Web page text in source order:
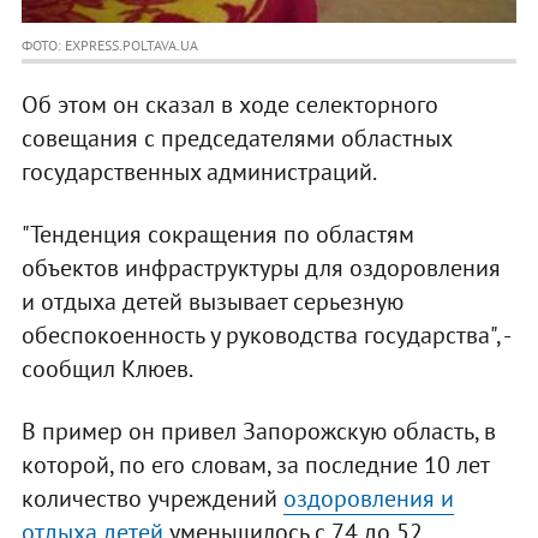
ФОТО: EXPRESS.POLTAVA.UA
Об этом он сказал в ходе селекторного
совещания с председателями областных
государственных администраций.
"Тенденция сокращения по областям
объектов инфраструктуры для оздоровления
и отдыха детей вызывает серьезную
обеспокоенность у руководства государства", -
сообщил Клюев.
В пример он привел Запорожскую область, в
которой, по его словам, за последние 10 лет
количество учреждений оздоровления и